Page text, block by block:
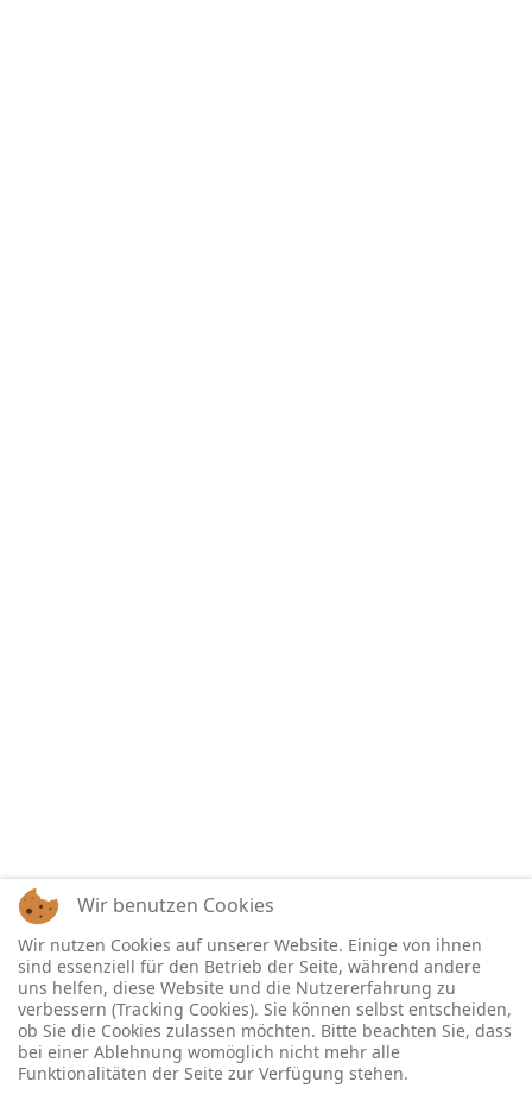
Wir benutzen Cookies
Wir nutzen Cookies auf unserer Website. Einige von ihnen
sind essenziell für den Betrieb der Seite, während andere
uns helfen, diese Website und die Nutzererfahrung zu
verbessern (Tracking Cookies). Sie können selbst entscheiden,
ob Sie die Cookies zulassen möchten. Bitte beachten Sie, dass
bei einer Ablehnung womöglich nicht mehr alle
Funktionalitäten der Seite zur Verfügung stehen.